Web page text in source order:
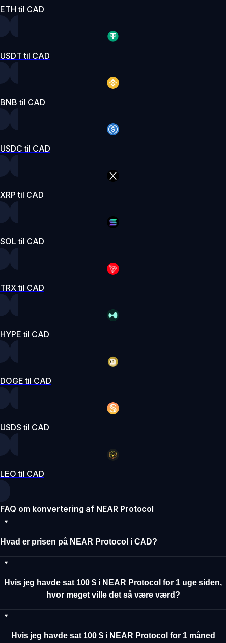
ETH til CAD
USDT til CAD
BNB til CAD
USDC til CAD
XRP til CAD
SOL til CAD
TRX til CAD
HYPE til CAD
DOGE til CAD
USDS til CAD
LEO til CAD
FAQ om konvertering af NEAR Protocol
Hvad er prisen på NEAR Protocol i CAD?
Hvis jeg havde sat 100 $ i NEAR Protocol for 1 uge siden,
hvor meget ville det så være værd?
Hvis jeg havde sat 100 $ i NEAR Protocol for 1 måned